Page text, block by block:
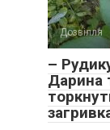
Дозвілля
–
Дарина